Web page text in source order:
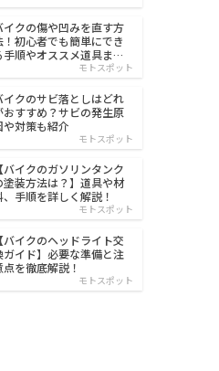
イクの傷や凹みを直す方
！初心者でも簡単にでき
手順やオススメ道具まと
モトスポット
イクのサビ落としはどれ
おすすめ？サビの発生原
や対策も紹介
モトスポット
【バイクのガソリンタンク
塗装方法は？】道具や材
、手順を詳しく解説！
モトスポット
【バイクのヘッドライト交
ガイド】必要な準備と注
点を徹底解説！
モトスポット